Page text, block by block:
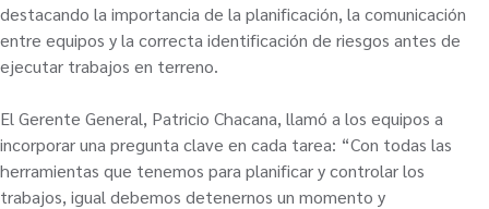
destacando la importancia de la planificación, la comunicación
entre equipos y la correcta identificación de riesgos antes de
ejecutar trabajos en terreno.
El Gerente General, Patricio Chacana, llamó a los equipos a
incorporar una pregunta clave en cada tarea: “Con todas las
herramientas que tenemos para planificar y controlar los
trabajos, igual debemos detenernos un momento y